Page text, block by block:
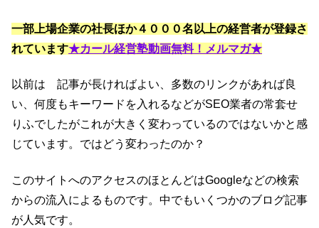
一部上場企業の社長ほか４０００名以上の経営者が登録さ
れています★カール経営塾動画無料！メルマガ★
以前は 記事が長ければよい、多数のリンクがあれば良
い、何度もキーワードを入れるなどがSEO業者の常套せ
りふでしたがこれが大きく変わっているのではないかと感
じています。ではどう変わったのか？
このサイトへのアクセスのほとんどはGoogleなどの検索
からの流入によるものです。中でもいくつかのブログ記事
が人気です。